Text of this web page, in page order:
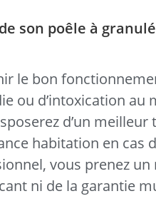
son poêle à
le bon
ou d’intoxication au
d’un meilleur
habitation en cas
vous prenez
ni de la garantie